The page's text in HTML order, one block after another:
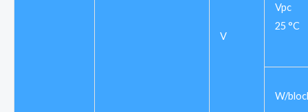
V
Vpc
25 °C
W/